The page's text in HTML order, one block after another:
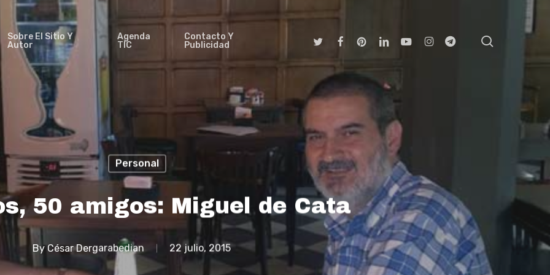
Sobre El Sitio Y
Autor
Agenda
TIC
Contacto Y
Publicidad
TwitterFacebookPinterestLinkedinYoutubeInstagramTelegram
Personal
50 amigos: Miguel de Cata
By César Dergarabedian 22 julio, 2015